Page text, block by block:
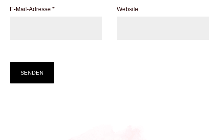
E-Mail-Adresse * Website